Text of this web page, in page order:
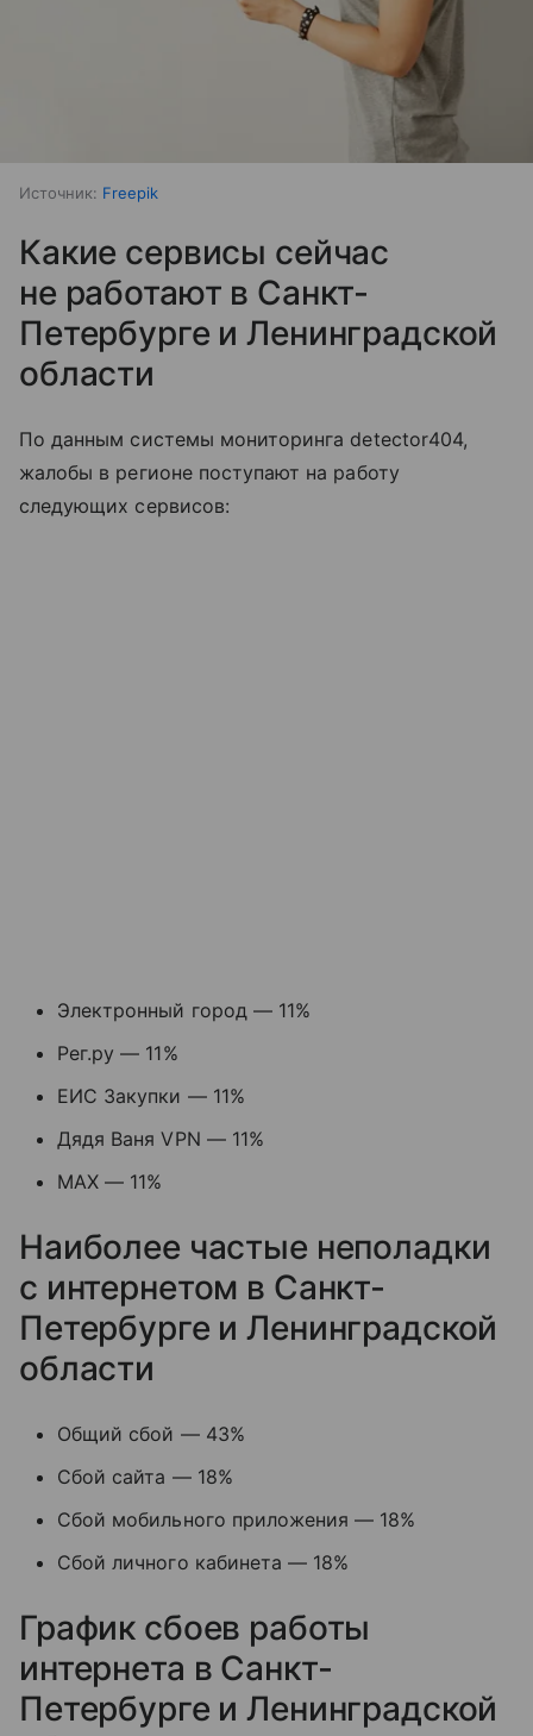
Источник: Freepik
Какие сервисы сейчас
не работают в Санкт-
Петербурге и Ленинградской
области
По данным системы мониторинга detector404,
жалобы в регионе поступают на работу
следующих сервисов:
Электронный город — 11%
Рег.ру — 11%
ЕИС Закупки — 11%
Дядя Ваня VPN — 11%
MAX — 11%
Наиболее частые неполадки
с интернетом в Санкт-
Петербурге и Ленинградской
области
Общий сбой — 43%
Сбой сайта — 18%
Сбой мобильного приложения — 18%
Сбой личного кабинета — 18%
График сбоев работы
интернета в Санкт-
Петербурге и Ленинградской